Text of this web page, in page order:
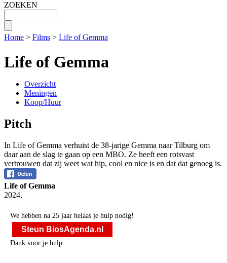
ZOEKEN
Home > Films > Life of Gemma
Life of Gemma
Overzicht
Meningen
Koop/Huur
Pitch
In Life of Gemma verhuist de 38-jarige Gemma naar Tilburg om
daar aan de slag te gaan op een MBO. Ze heeft een rotsvast
vertrouwen dat zij weet wat hip, cool en nice is en dat dat genoeg is.
Life of Gemma
2024,
We hebben na 25 jaar helaas je hulp nodig!
Steun BiosAgenda.nl
Dank voor je hulp.